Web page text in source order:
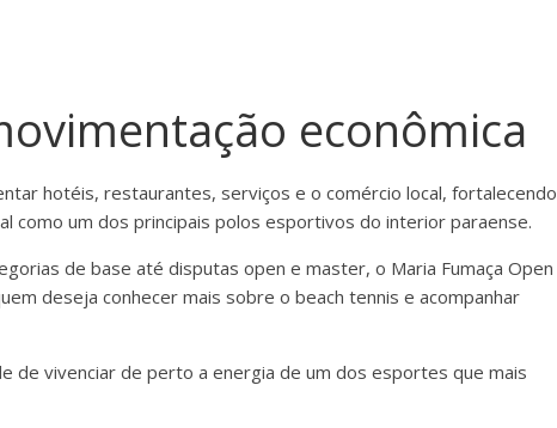
econômica
hotéis, restaurantes, serviços e o comércio local, fortalecendo
como um dos principais polos esportivos do interior paraense.
de base até disputas open e master, o Maria Fumaça Open
deseja conhecer mais sobre o beach tennis e acompanhar
de vivenciar de perto a energia de um dos esportes que mais